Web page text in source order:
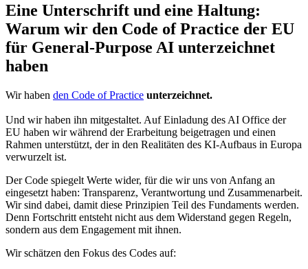
Eine Unterschrift und eine Haltung:
Warum wir den Code of Practice der EU
für General-Purpose AI unterzeichnet
haben
Wir haben den Code of Practice unterzeichnet.
Und wir haben ihn mitgestaltet. Auf Einladung des AI Office der
EU haben wir während der Erarbeitung beigetragen und einen
Rahmen unterstützt, der in den Realitäten des KI-Aufbaus in Europa
verwurzelt ist.
Der Code spiegelt Werte wider, für die wir uns von Anfang an
eingesetzt haben: Transparenz, Verantwortung und Zusammenarbeit.
Wir sind dabei, damit diese Prinzipien Teil des Fundaments werden.
Denn Fortschritt entsteht nicht aus dem Widerstand gegen Regeln,
sondern aus dem Engagement mit ihnen.
Wir schätzen den Fokus des Codes auf: